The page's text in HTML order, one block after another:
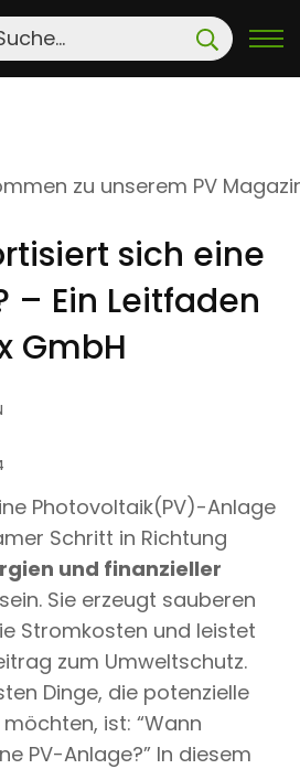
zu unserem PV
sich eine
– Ein Leitfaden
GmbH
Photovoltaik(PV)-Anlage
Schritt in Richtung
und finanzieller
sein. Sie erzeugt sauberen
Stromkosten und leistet
zum Umweltschutz.
Dinge, die potenzielle
ist: “Wann
PV-Anlage?” In diesem